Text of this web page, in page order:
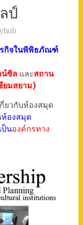
ป์
กิจในพิพิธภัณฑ์
น์ซิลและสถาน
ยมสยาม)
ยวกับห้องสมุด
ห้องสมุด
ป็นองค์กรทาง